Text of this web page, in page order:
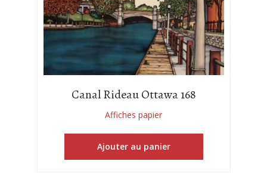
Canal Rideau Ottawa 168
Affiches papier
Ajouter au panier